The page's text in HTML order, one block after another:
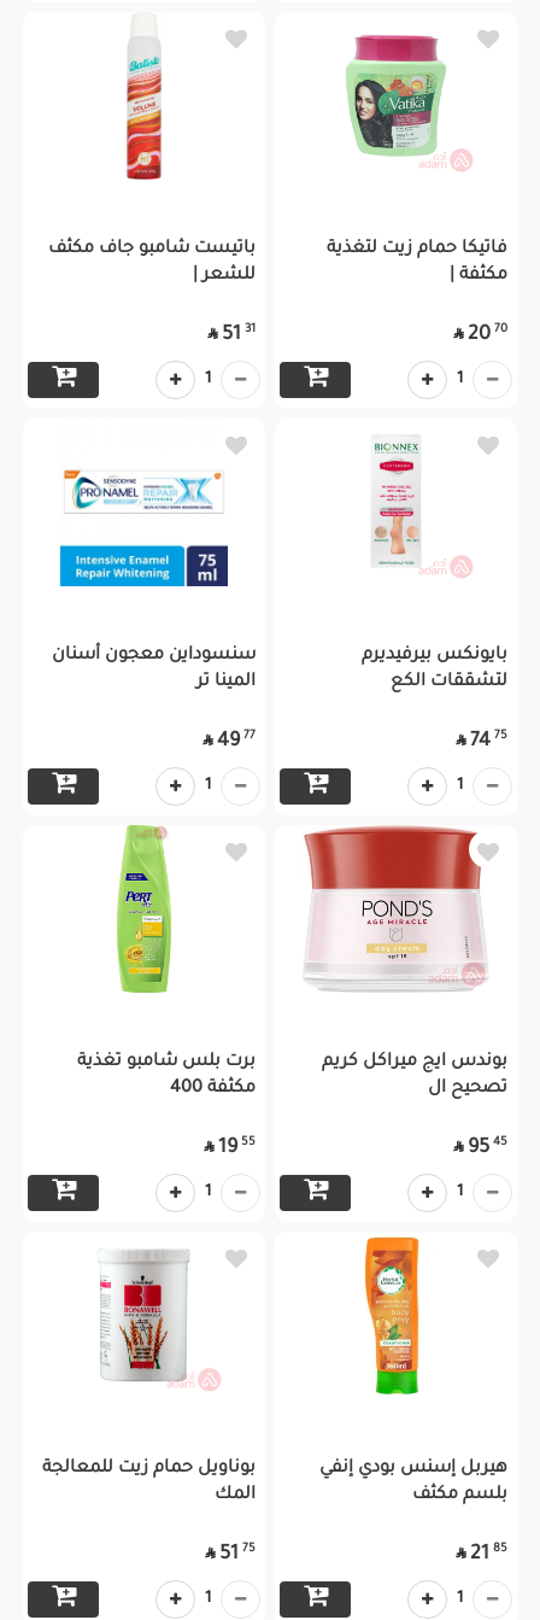
فاتيكا حمام زيت لتغذية
مكثفة |
70
20

1
باتيست شامبو جاف مكثف
للشعر |
31
51

1
بايونكس بيرفيديرم
لتشققات الكع
75
74

1
سنسوداين معجون أسنان
المينا تر
77
49

1
بوندس ايج ميراكل كريم
تصحيح ال
45
95

1
برت بلس شامبو تغذية
مكثفة 400
55
19

1
هيربل إسنس بودي إنفي
بلسم مكثف
85
21

1
بوناويل حمام زيت للمعالجة
المك
75
51

1